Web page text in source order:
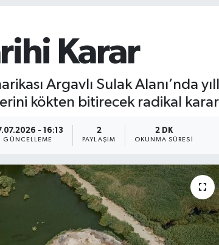
Karar
Argavlı Sulak Alanı’nda
kökten bitirecek radikal
- 16:13
GÜNCELLEME
2
PAYLAŞIM
2 DK
OKUNMA SÜRESI